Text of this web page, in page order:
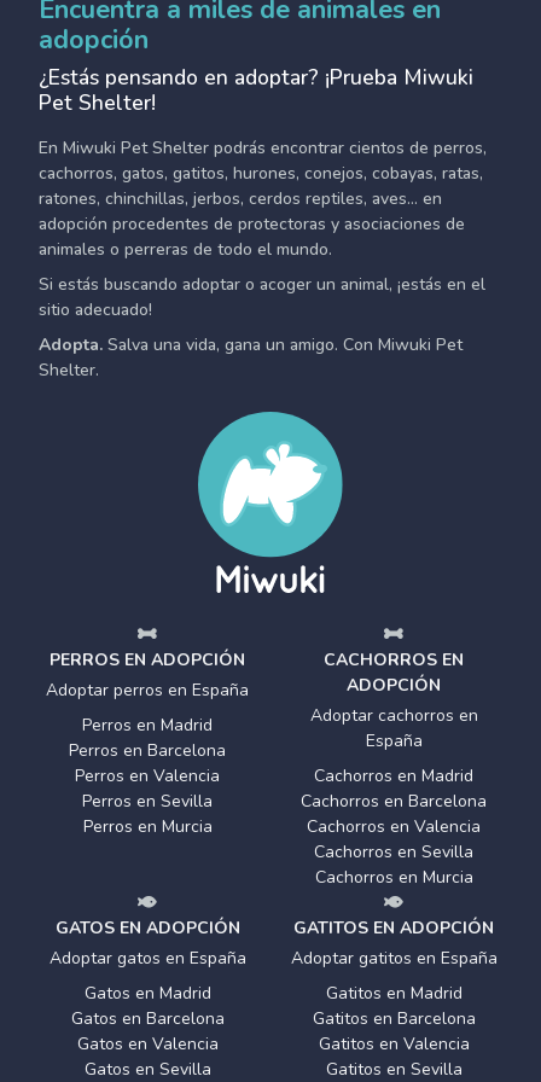
Encuentra a miles de animales en
adopción
¿Estás pensando en adoptar? ¡Prueba Miwuki
Pet Shelter!
En Miwuki Pet Shelter podrás encontrar cientos de perros,
cachorros, gatos, gatitos, hurones, conejos, cobayas, ratas,
ratones, chinchillas, jerbos, cerdos reptiles, aves... en
adopción procedentes de protectoras y asociaciones de
animales o perreras de todo el mundo.
Si estás buscando adoptar o acoger un animal, ¡estás en el
sitio adecuado!
Adopta. Salva una vida, gana un amigo. Con Miwuki Pet
Shelter.
PERROS EN ADOPCIÓN
Adoptar perros en España
Perros en Madrid
Perros en Barcelona
Perros en Valencia
Perros en Sevilla
Perros en Murcia
CACHORROS EN
ADOPCIÓN
Adoptar cachorros en
España
Cachorros en Madrid
Cachorros en Barcelona
Cachorros en Valencia
Cachorros en Sevilla
Cachorros en Murcia
GATOS EN ADOPCIÓN
Adoptar gatos en España
Gatos en Madrid
Gatos en Barcelona
Gatos en Valencia
Gatos en Sevilla
GATITOS EN ADOPCIÓN
Adoptar gatitos en España
Gatitos en Madrid
Gatitos en Barcelona
Gatitos en Valencia
Gatitos en Sevilla